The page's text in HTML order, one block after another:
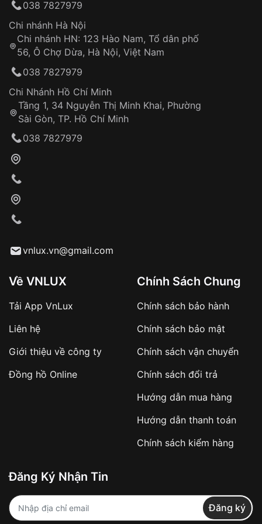
Hotline: 0585 215 215
Từ khóa SEO:
Khách hàng kiểm tra và thanh toán trực tiếp
Từ khóa SEO:
sản phẩm đặc biệt
hàng
Số tiền còn lại thanh toán khi nhận hàng hoặc
✔️ Đảm bảo xử lý đơn hàng nhanh chóng
✔️ Hạn chế tình trạng hủy đơn không mong
Từ khóa SEO:
thống VNLUX
Đảm bảo quyền lợi khách hàng
Đồng hành cùng khách hàng trong suốt quá
trình sử dụng
038 7827979
Chi nhánh Hà Nội
Chi nhánh HN: 123 Hào Nam, Tổ dân phố
56, Ô Chợ Dừa, Hà Nội, Việt Nam
038 7827979
Chi Nhánh Hồ Chí Minh
Tầng 1, 34 Nguyễn Thị Minh Khai, Phường
Sài Gòn, TP. Hồ Chí Minh
038 7827979
vnlux.vn@gmail.com
Về VNLUX
Tải App VnLux
Liên hệ
Giới thiệu về công ty
Đồng hồ Online
Chính Sách Chung
Chính sách bảo hành
Chính sách bảo mật
Chính sách vận chuyển
Chính sách đổi trả
Hướng dẫn mua hàng
Hướng dẫn thanh toán
Chính sách kiểm hàng
Đăng Ký Nhận Tin
Đăng ký